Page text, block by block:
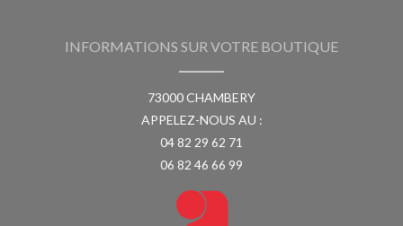
INFORMATIONS SUR VOTRE BOUTIQUE
73000 CHAMBERY
APPELEZ-NOUS AU :
04 82 29 62 71
06 82 46 66 99